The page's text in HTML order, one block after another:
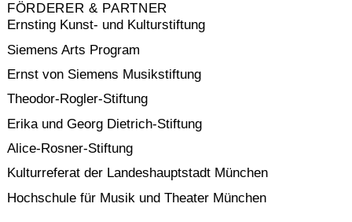
FÖRDERER & PARTNER
Ernsting Kunst- und Kulturstiftung
Siemens Arts Program
Ernst von Siemens Musikstiftung
Theodor-Rogler-Stiftung
Erika und Georg Dietrich-Stiftung
Alice-Rosner-Stiftung
Kulturreferat der Landeshauptstadt München
Hochschule für Musik und Theater München